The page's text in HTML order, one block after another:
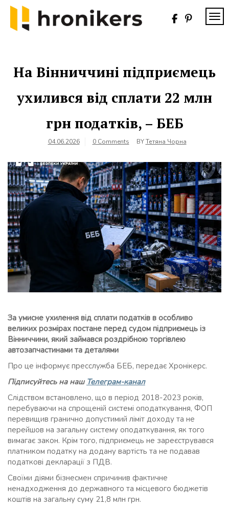
Skip
content
На Вінниччині підприємець
ухилився від сплати 22 млн
грн податків, – БЕБ
04.06.2026 0 Comments BYТетяна Чорна
За умисне ухилення від сплати податків в особливо
великих розмірах постане перед судом підприємець із
Вінниччини, який займався роздрібною торгівлею
автозапчастинами та деталями
Про це інформує пресслужба БЕБ, передає Хронікерс.
Підписуйтесь на наш Телеграм-канал
Слідством встановлено, що в період 2018-2023 років,
перебуваючи на спрощеній системі оподаткування, ФОП
перевищив гранично допустимий ліміт доходу та не
перейшов на загальну систему оподаткування, як того
вимагає закон. Крім того, підприємець не зареєструвався
платником податку на додану вартість та не подавав
податкові декларації з ПДВ.
Своїми діями бізнесмен спричинив фактичне
ненадходження до державного та місцевого бюджетів
коштів на загальну суму 21,8 млн грн.